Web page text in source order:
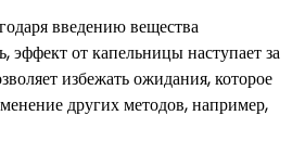
введению вещества
эффект от капельницы наступает за
избежать ожидания, которое
других методов, например,